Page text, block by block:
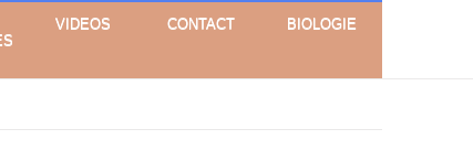
VIDEOS CONTACT BIOLOGIE